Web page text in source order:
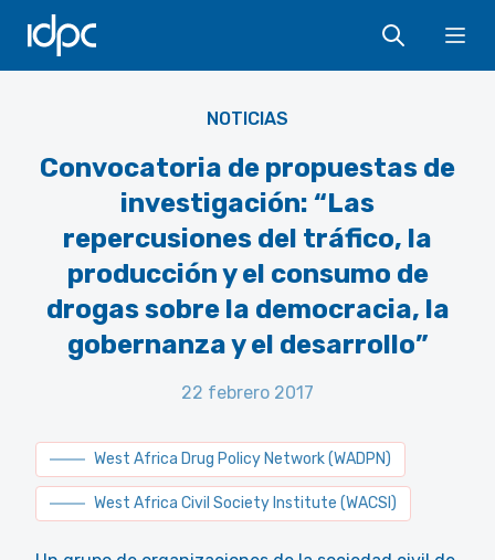
IDPC
NOTICIAS
Convocatoria de propuestas de
investigación: “Las
repercusiones del tráfico, la
producción y el consumo de
drogas sobre la democracia, la
gobernanza y el desarrollo”
22 febrero 2017
West Africa Drug Policy Network (WADPN)
West Africa Civil Society Institute (WACSI)